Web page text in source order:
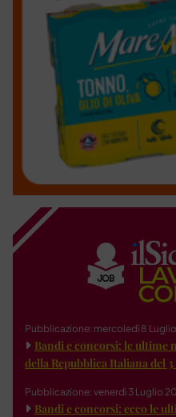
Pubblicazione: mercoledì 8
Bandi e concorsi: le ultime
della Repubblica Italiana del 3
Pubblicazione: venerdì 3 Luglio
Bandi e concorsi: ecco le